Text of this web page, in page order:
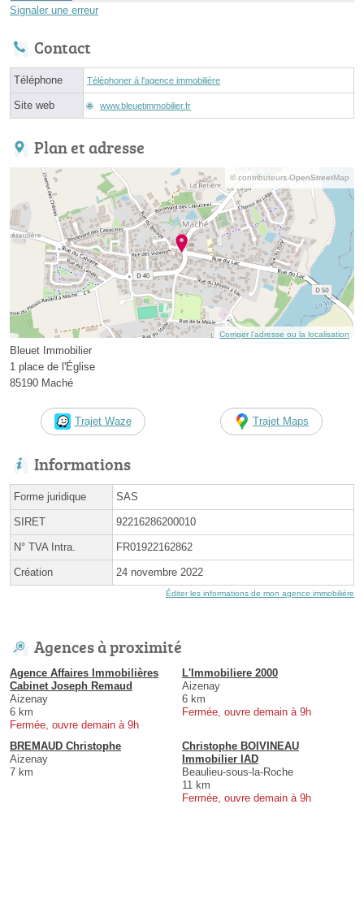
Signaler une erreur
Contact
Téléphone Téléphoner à l'agence immobilière
Site web www.bleuetimmobilier.fr
Plan et adresse
© contributeurs OpenStreetMap
Corriger l’adresse ou la localisation
Bleuet Immobilier
1 place de l'Église
85190 Maché
Trajet Waze Trajet Maps
Informations
Forme juridique SAS
SIRET 92216286200010
N° TVA Intra. FR01922162862
Création 24 novembre 2022
Éditer les informations de mon agence immobilière
Agences à proximité
Agence Affaires Immobilières
Cabinet Joseph Remaud
Aizenay
6 km
Fermée, ouvre demain à 9h
L'Immobiliere 2000
Aizenay
6 km
Fermée, ouvre demain à 9h
BREMAUD Christophe
Aizenay
7 km
Christophe BOIVINEAU
Immobilier IAD
Beaulieu-sous-la-Roche
11 km
Fermée, ouvre demain à 9h